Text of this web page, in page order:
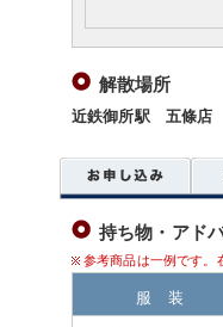
解散場所
近鉄御所駅 五條店
持ち物・アド
参考商品は一例です。
服 装